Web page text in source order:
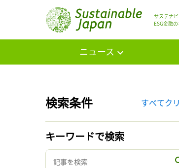
サステナビ
ESG金融
ニュース
検索条件 すべてク
キーワードで検索